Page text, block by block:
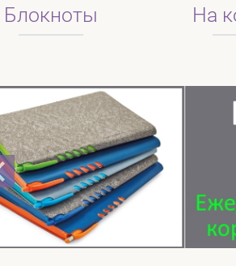
Блокноты На